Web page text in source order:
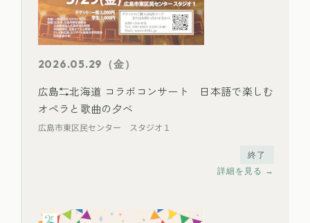
2026.05.29（金）
広島⇆北海道 コラボコンサート 日本語で楽しむ
オペラと歌曲の夕べ
広島市東区民センター スタジオ１
終了
詳細を見る →